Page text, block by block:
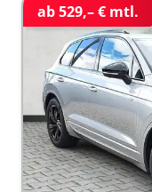
ab 529,– € mtl.